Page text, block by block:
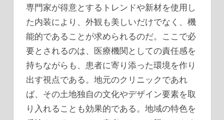
専門家が得意とするトレンドや新材を使用し
た内装により、外観も美しいだけでなく、機
能的であることが求められるのだ。ここで必
要とされるのは、医療機関としての責任感を
持ちながらも、患者に寄り添った環境を作り
出す視点である。地元のクリニックであれ
ば、その土地独自の文化やデザイン要素を取
り入れることも効果的である。地域の特色を